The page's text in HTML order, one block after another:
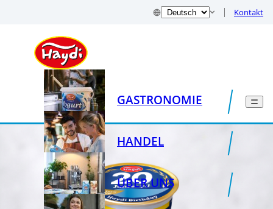
Kontakt
GASTRONOMIE
HANDEL
ÜBER UNS